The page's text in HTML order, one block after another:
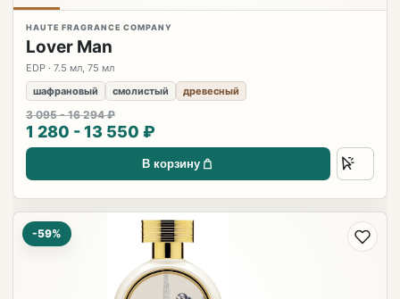
HAUTE FRAGRANCE COMPANY
Lover Man
EDP · 7.5 мл, 75 мл
шафрановый
смолистый древесный
3 095 - 16 294 ₽
1 280 - 13 550 ₽
В корзину
-59%